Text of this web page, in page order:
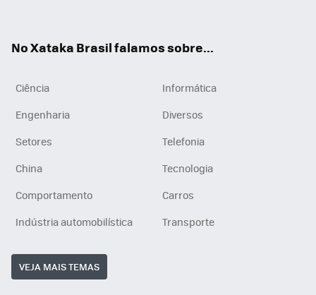
No Xataka Brasil falamos sobre...
Ciência
Informática
Engenharia
Diversos
Setores
Telefonia
China
Tecnologia
Comportamento
Carros
Indústria automobilística
Transporte
VEJA MAIS TEMAS